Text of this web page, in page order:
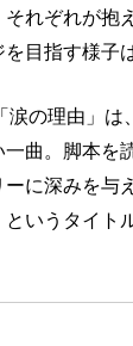
れぞれが抱
目指す様子
涙の理由」は
曲。脚本を
に深みを与
いうタイト